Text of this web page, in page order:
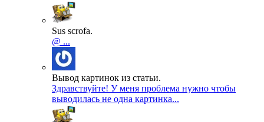
Sus scrofa.
@ ...
Вывод картинок из статьи.
Здравствуйте! У меня проблема нужно чтобы
выводилась не одна картинка...